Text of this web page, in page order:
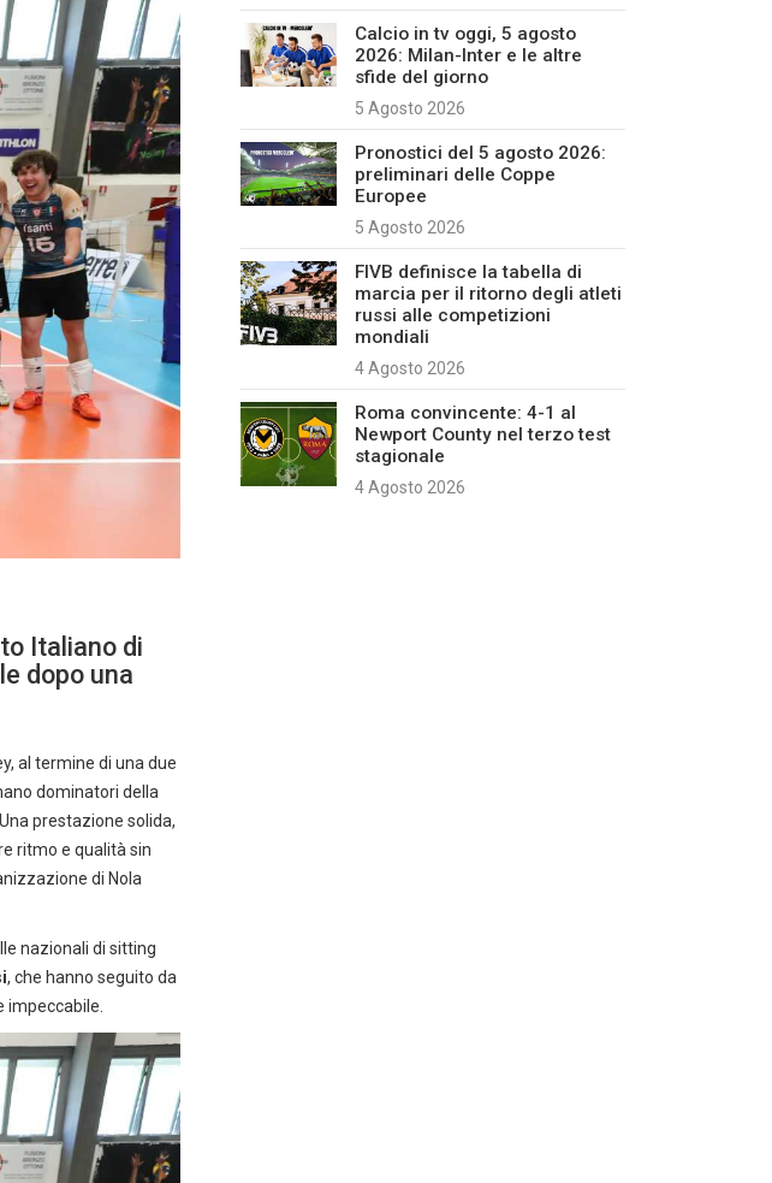
Italiano di
dopo una
al termine di una due
dominatori della
prestazione solida,
ritmo e qualità sin
di Nola
nazionali di sitting
, che hanno seguito da
impeccabile.
Calcio in tv oggi, 5 agosto
2026: Milan-Inter e le altre
sfide del giorno
5 Agosto 2026
Pronostici del 5 agosto 2026:
preliminari delle Coppe
Europee
5 Agosto 2026
FIVB definisce la tabella di
marcia per il ritorno degli atleti
russi alle competizioni
mondiali
4 Agosto 2026
Roma convincente: 4-1 al
Newport County nel terzo test
stagionale
4 Agosto 2026